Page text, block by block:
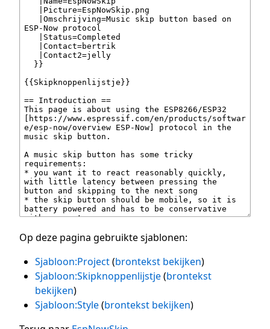
Op deze pagina gebruikte sjablonen:
Sjabloon:Project(brontekst bekijken)
Sjabloon:Skipknoppenlijstje(brontekst
bekijken)
Sjabloon:Style(brontekst bekijken)